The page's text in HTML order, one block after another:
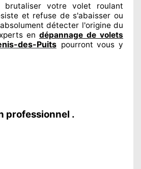
votre volet roulant
et refuse de s'abaisser ou
détecter l'originedu
en dépannage de volets
des-Puits pourront vous y
professionnel .